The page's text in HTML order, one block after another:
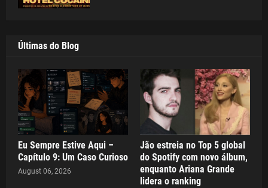
Últimas do Blog
Eu Sempre Estive Aqui –
Capítulo 9: Um Caso Curioso
August 06, 2026
Jão estreia no Top 5 global
do Spotify com novo álbum,
enquanto Ariana Grande
lidera o ranking